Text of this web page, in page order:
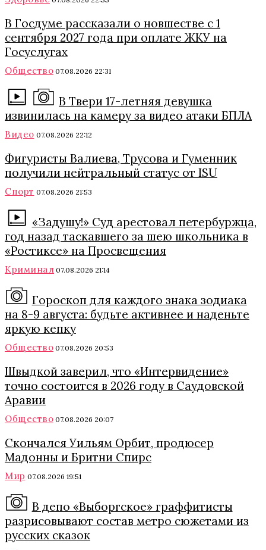
В Госдуме рассказали о новшестве с 1
сентября 2027 года при оплате ЖКУ на
Госуслугах
Общество 07.08.2026 22:31
В Твери 17-летняя девушка
извинилась на камеру за видео атаки БПЛА
Видео 07.08.2026 22:12
Фигуристы Валиева, Трусова и Гуменник
получили нейтральный статус от ISU
Спорт 07.08.2026 21:53
«Задушу!» Суд арестовал петербуржца,
год назад таскавшего за шею школьника в
«Ростиксе» на Просвещения
Криминал 07.08.2026 21:14
Гороскоп для каждого знака зодиака
на 8-9 августа: будьте активнее и наденьте
яркую кепку
Общество 07.08.2026 20:53
Швыдкой заверил, что «Интервидение»
точно состоится в 2026 году в Саудовской
Аравии
Общество 07.08.2026 20:07
Скончался Уильям Орбит, продюсер
Мадонны и Бритни Спирс
Мир 07.08.2026 19:51
В депо «Выборгское» граффитисты
разрисовывают состав метро сюжетами из
русских сказок